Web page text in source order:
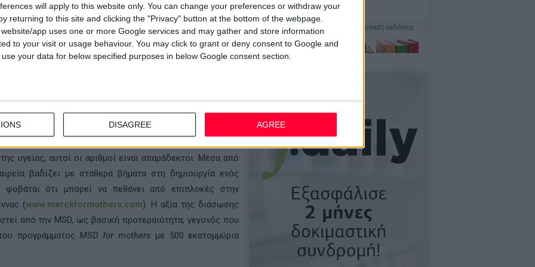
will apply to this website only. You can change your preferences or withdraw your
returning to this site and clicking the "Privacy" button at the bottom of the webpage.
app uses one or more Google services and may gather and store information
to your visit or usage behaviour. You may click to grant or deny consent to Google and
your data for below specified purposes in below Google consent section.
DISAGREE AGREE
εταιρικής προσφοράς τηςMSDανέρχεται σε ύψος
αρωγός στην αντιμετώπιση σημαντικών προβλημάτων
καρκίνος του τραχήλου της μήτρας. Μία από τις νέες
και το πρόγραμμαMSD for mothers. Υπολογίζεται ότι
κατά την εγκυμοσύνη και τον τοκετό, αριθμός που
Σε μια εποχή, που έχουν πραγματοποιηθεί τεράστια
υγείας, αυτοί οι αριθμοί είναι απαράδεκτοι. Μέσα από
βαδίζει με σταθερά βήματα στη δημιουργία ενός
ότι μπορεί να πεθάνει από επιπλοκές στην
(www.merckformothers.com). Η αξία της διάσωσης
από την MSD, ως βασική προτεραιότητα, γεγονός που
προγράμματος MSD for mothers με 500 εκατομμύρια